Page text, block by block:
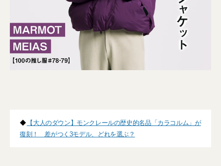
◆ 【大人のダウン】モンクレールの歴史的名品「カラコルム」が
復刻！ 差がつく3モデル、どれを選ぶ？